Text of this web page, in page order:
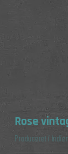
Rose
Produceret i